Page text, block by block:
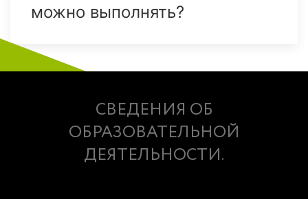
можно выполнять?
СВЕДЕНИЯ ОБ
ОБРАЗОВАТЕЛЬНОЙ
ДЕЯТЕЛЬНОСТИ.